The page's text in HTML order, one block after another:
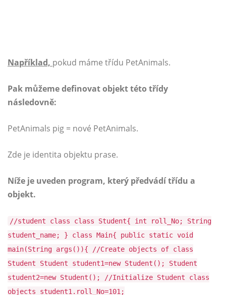
Například, pokud máme třídu PetAnimals.
Pak můžeme definovat objekt této třídy
následovně:
PetAnimals pig = nové PetAnimals.
Zde je identita objektu prase.
Níže je uveden program, který předvádí třídu a
objekt.
//student class class Student{ int roll_No; String
student_name; } class Main{ public static void
main(String args()){ //Create objects of class
Student Student student1=new Student(); Student
student2=new Student(); //Initialize Student class
objects student1.roll_No=101;